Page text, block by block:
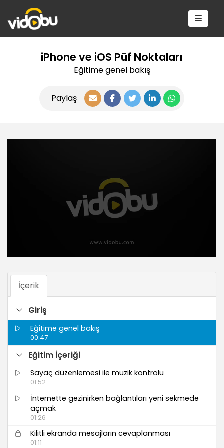
iPhone ve iOS Püf Noktaları
Eğitime genel bakış
Paylaş
İçerik
Giriş
Eğitime genel bakış
00:47
Eğitim İçeriği
Sayaç düzenlemesi ile müzik kontrolü
01:52
İnternette gezinirken bağlantıları yeni sekmede
açmak
01:26
Kilitli ekranda mesajların cevaplanması
01:11